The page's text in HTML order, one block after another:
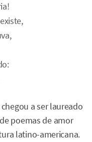
a ser laureado
poemas de amor
latino-americana.